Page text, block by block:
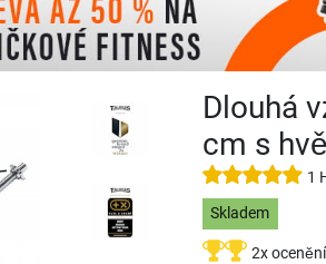
Dlouhá
cm s
1
Skladem
2x ocenění